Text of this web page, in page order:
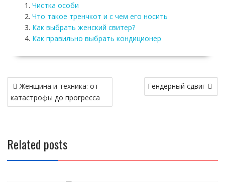
Чистка особи
Что такое тренчкот и с чем его носить
Как выбрать женский свитер?
Как правильно выбрать кондиционер
Навигация
по
записям
Женщина и техника: от
катастрофы до прогресса
Гендерный сдвиг
Related posts